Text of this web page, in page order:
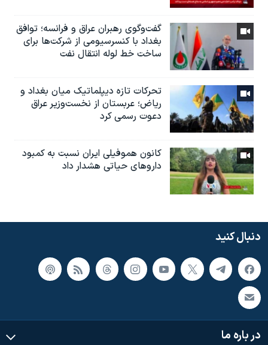
گفت‌وگوی رهبران عراق و فرانسه؛ توافق
بغداد با کنسرسیومی از شرکت‌ها برای
ساخت خط لوله انتقال نفت
تحرکات تازه دیپلماتیک میان بغداد و
ریاض؛ عربستان از نخست‌وزیر عراق
دعوت رسمی کرد
کانون هموفیلی ایران نسبت به کمبود
داروهای حیاتی هشدار داد
دنبال کنید
در باره ما